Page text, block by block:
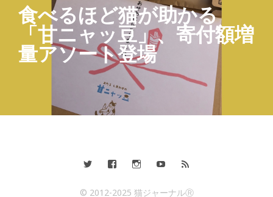
食べるほど猫が助かる
「甘ニャッ豆」、寄付額増
量アソート登場
© 2012-2025 猫ジャーナルⓇ